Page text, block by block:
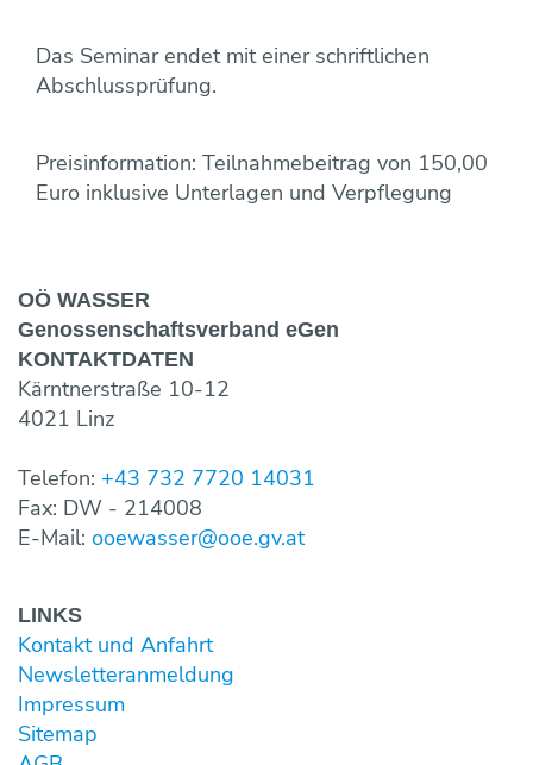
Das Seminar endet mit einer schriftlichen
Abschlussprüfung.
Preisinformation: Teilnahmebeitrag von 150,00
Euro inklusive Unterlagen und Verpflegung
OÖ WASSER
Genossen­schaftsverband eGen
KONTAKT­DATEN
Kärntnerstraße 10-12
4021 Linz
Telefon: +43 732 7720 14031
Fax: DW - 214008
E-Mail: ooewasser@ooe.gv.at
LINKS
Kontakt und Anfahrt
Newsletter­anmeldung
Impressum
Sitemap